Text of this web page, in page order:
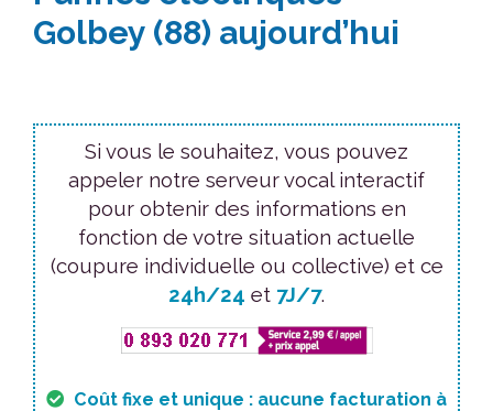
Golbey (88) aujourd’hui
Si vous le souhaitez, vous pouvez
appeler notre serveur vocal interactif
pour obtenir des informations en
fonction de votre situation actuelle
(coupure individuelle ou collective) et ce
24h/24 et 7J/7.
Coût fixe et unique : aucune facturation à